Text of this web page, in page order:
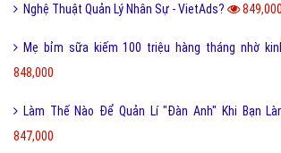
Nghệ Thuật Quản Lý Nhân Sự - VietAds? 849,000
Mẹ bỉm sữa kiếm 100 triệu hàng tháng nhờ
848,000
Làm Thế Nào Để Quản Lí "Đàn Anh" Khi Bạn
847,000